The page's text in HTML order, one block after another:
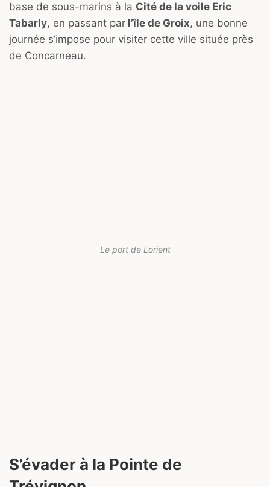
base de sous-marins à la Cité de la voile Eric
Tabarly, en passant par l’île de Groix, une bonne
journée s’impose pour visiter cette ville située près
de Concarneau.
Le port de Lorient
S’évader à la Pointe de